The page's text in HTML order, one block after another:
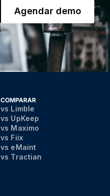
Agendar demo
COMPARAR
vs Limble
vs UpKeep
vs Maximo
vs Fiix
vs eMaint
vs Tractian